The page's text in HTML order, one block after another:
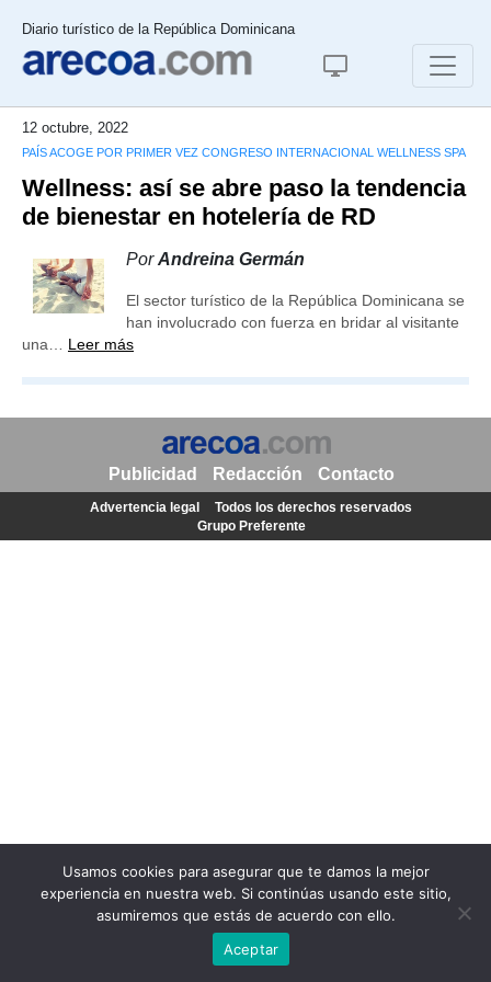
Diario turístico de la República Dominicana
12 octubre, 2022
PAÍS ACOGE POR PRIMER VEZ CONGRESO INTERNACIONAL WELLNESS SPA
Wellness: así se abre paso la tendencia
de bienestar en hotelería de RD
PorAndreina Germán
El sector turístico de la República Dominicana se
han involucrado con fuerza en bridar al visitante
una… Leer más
Usamos cookies para asegurar que te damos la mejor
experiencia en nuestra web. Si continúas usando este sitio,
asumiremos que estás de acuerdo con ello.
Aceptar
Publicidad Redacción Contacto
Advertencia legal
Todos los derechos reservados
Grupo Preferente